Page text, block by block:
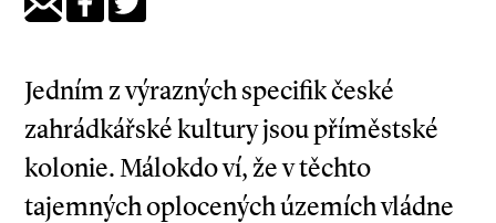
Jedním z výrazných specifik české
zahrádkářské kultury jsou příměstské
kolonie. Málokdo ví, že v těchto
tajemných oplocených územích vládne